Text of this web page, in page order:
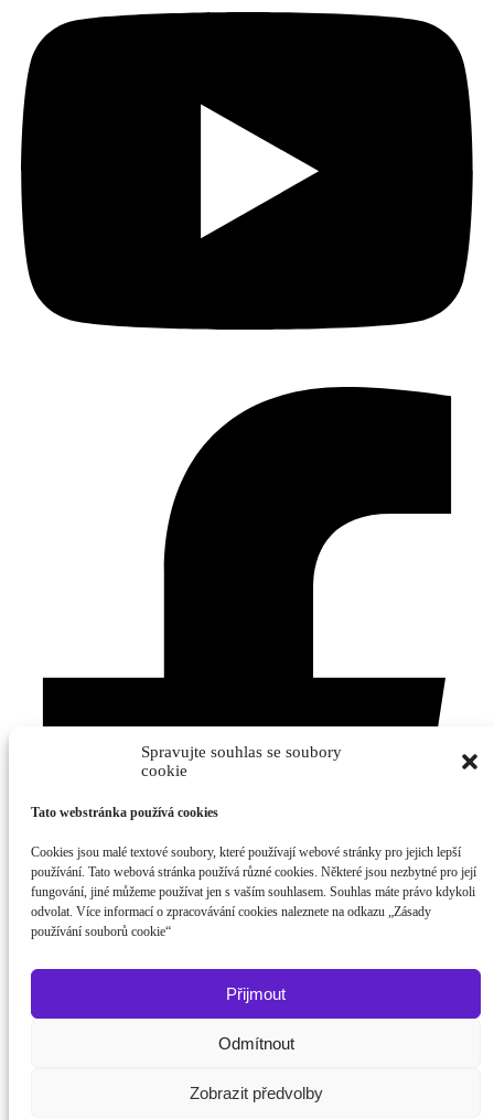
Spravujte souhlas se soubory
cookie
Tato webstránka používá cookies
Cookies jsou malé textové soubory, které používají webové stránky pro jejich lepší
používání. Tato webová stránka používá různé cookies. Některé jsou nezbytné pro její
fungování, jiné můžeme používat jen s vaším souhlasem. Souhlas máte právo kdykoli
odvolat. Více informací o zpracovávání cookies naleznete na odkazu „Zásady
používání souborů cookie“
Přijmout
Odmítnout
Zobrazit předvolby